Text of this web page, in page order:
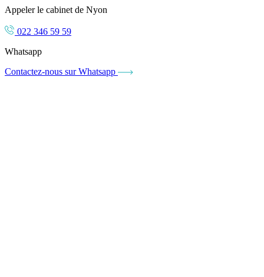
Appeler le cabinet de Nyon
022 346 59 59
Whatsapp
Contactez-nous sur Whatsapp